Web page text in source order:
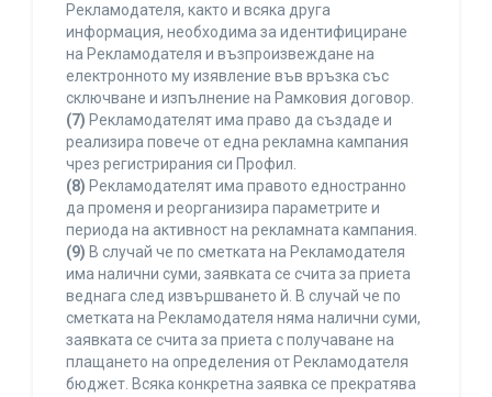
Рекламодателя, както и всяка друга
информация, необходима за идентифициране
на Рекламодателя и възпроизвеждане на
електронното му изявление във връзка със
сключване и изпълнение на Рамковия договор.
(7) Рекламодателят има право да създаде и
реализира повече от една рекламна кампания
чрез регистрирания си Профил.
(8) Рекламодателят има правото едностранно
да променя и реорганизира параметрите и
периода на активност на рекламната кампания.
(9) В случай че по сметката на Рекламодателя
има налични суми, заявката се счита за приета
веднага след извършването й. В случай че по
сметката на Рекламодателя няма налични суми,
заявката се счита за приета с получаване на
плащането на определения от Рекламодателя
бюджет. Всяка конкретна заявка се прекратява